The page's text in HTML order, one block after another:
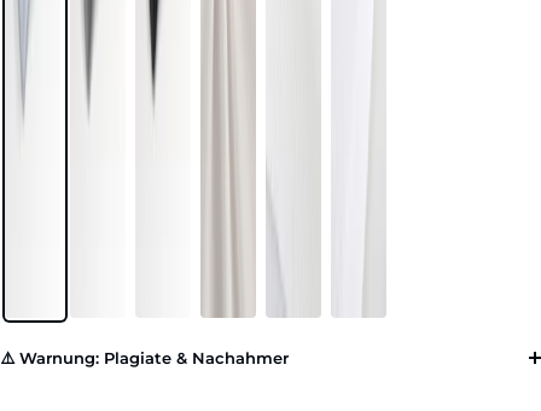
⚠️ Warnung: Plagiate & Nachahmer